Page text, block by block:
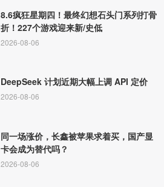
8.6疯狂星期四！最终幻想石头门系列打骨
折！227个游戏迎来新/史低
2026-08-06
DeepSeek 计划近期大幅上调 API 定价
2026-08-06
同一场涨价，长鑫被苹果求着买，国产显
卡会成为替代吗？
2026-08-06